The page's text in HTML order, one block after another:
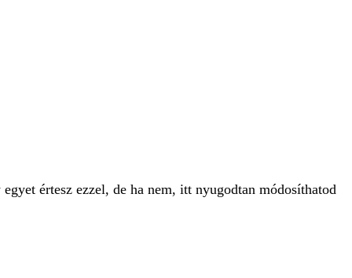
értesz ezzel, de ha nem, itt nyugodtan módosíthatod